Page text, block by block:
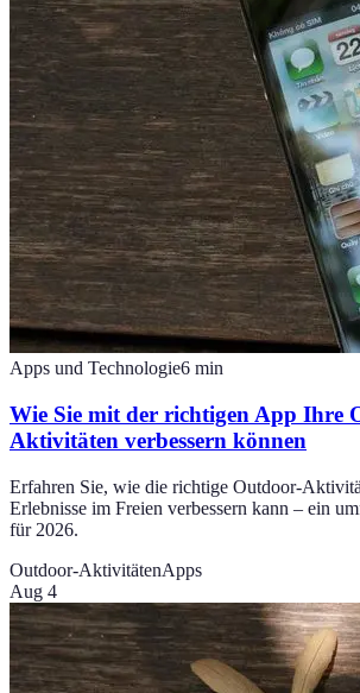
Apps und Technologie6 min
Wie Sie mit der richtigen App Ihre
Aktivitäten verbessern können
Erfahren Sie, wie die richtige Outdoor-
Erlebnisse im Freien verbessern kann – ein
für 2026.
Outdoor-AktivitätenApps
Aug 4